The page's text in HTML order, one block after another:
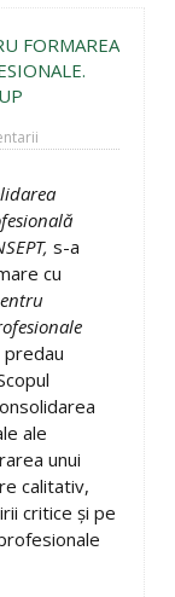
FORMAREA
s-a
cu
ale
unui
calitativ,
critice şi pe